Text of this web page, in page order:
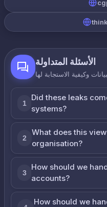
الأسئلة المتداولة
وكيفية الاستجابة لها
1
Did these leaks
systems?
2
What does this
organisation?
3
How should we
accounts?
How should we